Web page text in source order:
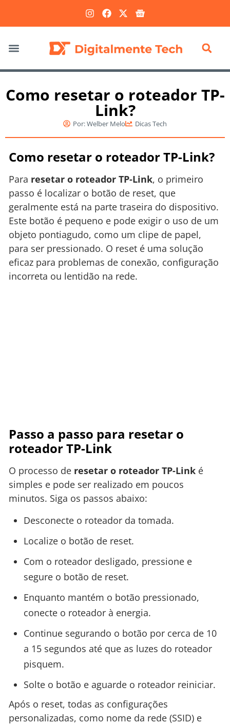
Como resetar o roteador TP-
Link?
Por:Welber Melo Dicas Tech
Como resetar o roteador TP-Link?
Para resetar o roteador TP-Link, o primeiro
passo é localizar o botão de reset, que
geralmente está na parte traseira do dispositivo.
Este botão é pequeno e pode exigir o uso de um
objeto pontiagudo, como um clipe de papel,
para ser pressionado. O reset é uma solução
eficaz para problemas de conexão, configuração
incorreta ou lentidão na rede.
Passo a passo para resetar o
roteador TP-Link
O processo de resetar o roteador TP-Link é
simples e pode ser realizado em poucos
minutos. Siga os passos abaixo:
Desconecte o roteador da tomada.
Localize o botão de reset.
Com o roteador desligado, pressione e
segure o botão de reset.
Enquanto mantém o botão pressionado,
conecte o roteador à energia.
Continue segurando o botão por cerca de 10
a 15 segundos até que as luzes do roteador
pisquem.
Solte o botão e aguarde o roteador reiniciar.
Após o reset, todas as configurações
personalizadas, como nome da rede (SSID) e